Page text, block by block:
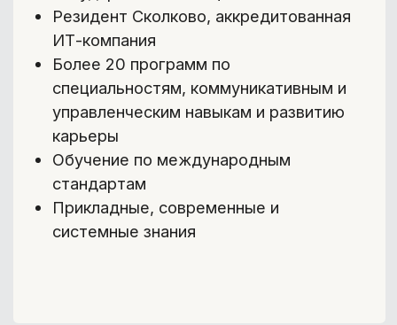
проверить себя